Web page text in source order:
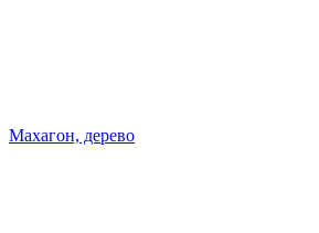
Махагон, дерево